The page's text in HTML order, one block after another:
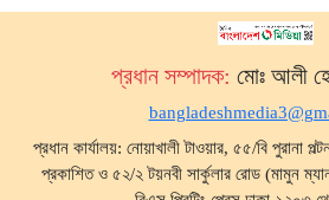
প্রধান সম্পাদক: মোঃ আলী
প্রধান কার্যালয়: নোয়াখালী টাওয়ার, ৫৫/বি পুরানা
প্রকাশিত ও ৫২/২ টয়নবী সার্কুলার রোড (মামুন